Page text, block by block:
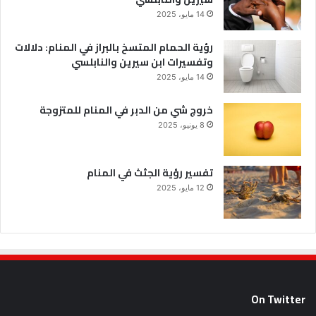
14 مايو، 2025
رؤية الحمام المتسخ بالبراز في المنام: دلالات
وتفسيرات ابن سيرين والنابلسي
14 مايو، 2025
خروج شي من الدبر في المنام للمتزوجة
8 يونيو، 2025
تفسير رؤية الجثث في المنام
12 مايو، 2025
On Twitter